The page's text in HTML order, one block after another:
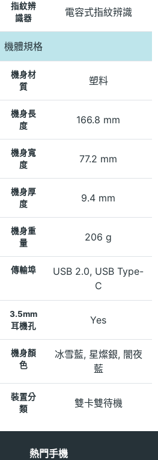
指紋辨
識器
電容式指紋辨識
機體規格
機身材
質
塑料
機身長
度
166.8 mm
機身寬
度
77.2 mm
機身厚
度
9.4 mm
機身重
量
206 g
傳輸埠
USB 2.0, USB Type-
C
3.5mm
耳機孔
Yes
機身顏
色
冰雪藍, 星燦銀, 闇夜
藍
裝置分
類
雙卡雙待機
熱門手機